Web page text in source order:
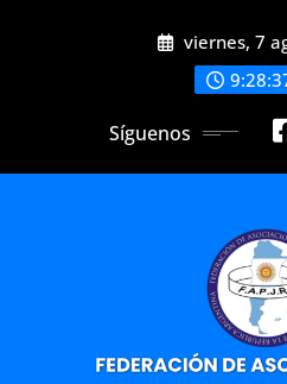
viernes, 7
Síguenos